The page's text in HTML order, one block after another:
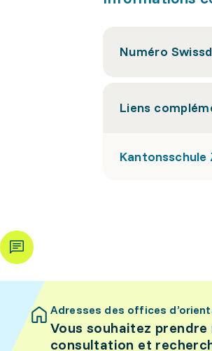
Numéro
Liens
Kantonsschule
Adresses des offices
Vous souhaitez
consultation et